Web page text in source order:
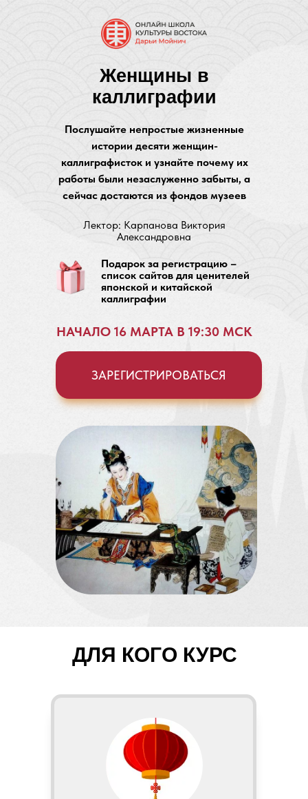
ЗАРЕГИСТРИРОВАТЬСЯ
Послушайте непростые жизненные
истории десяти женщин-
каллиграфисток и узнайте почему их
работы были незаслуженно забыты, а
сейчас достаются из фондов музеев
Женщины в
каллиграфии
Лектор: Карпанова Виктория
Александровна
НАЧАЛО 16 МАРТА В 19:30 МСК
Подарок за регистрацию –
список сайтов для ценителей
японской и китайской
каллиграфии
ДЛЯ КОГО КУРС